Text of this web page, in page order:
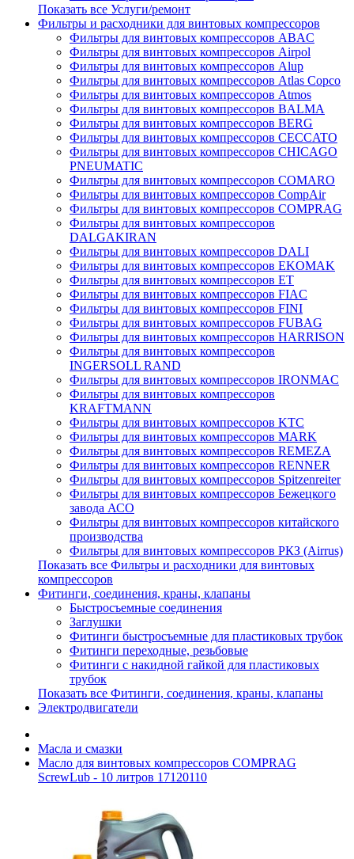
Показать все Услуги/ремонт
Фильтры и расходники для винтовых компрессоров
Фильтры для винтовых компрессоров ABAC
Фильтры для винтовых компрессоров Airpol
Фильтры для винтовых компрессоров Alup
Фильтры для винтовых компрессоров Atlas Copco
Фильтры для винтовых компрессоров Atmos
Фильтры для винтовых компрессоров BALMA
Фильтры для винтовых компрессоров BERG
Фильтры для винтовых компрессоров CECCATO
Фильтры для винтовых компрессоров CHICAGO
PNEUMATIC
Фильтры для винтовых компрессоров COMARO
Фильтры для винтовых компрессоров CompAir
Фильтры для винтовых компрессоров COMPRAG
Фильтры для винтовых компрессоров
DALGAKIRAN
Фильтры для винтовых компрессоров DALI
Фильтры для винтовых компрессоров EKOMAK
Фильтры для винтовых компрессоров ET
Фильтры для винтовых компрессоров FIAC
Фильтры для винтовых компрессоров FINI
Фильтры для винтовых компрессоров FUBAG
Фильтры для винтовых компрессоров HARRISON
Фильтры для винтовых компрессоров
INGERSOLL RAND
Фильтры для винтовых компрессоров IRONMAC
Фильтры для винтовых компрессоров
KRAFTMANN
Фильтры для винтовых компрессоров KTC
Фильтры для винтовых компрессоров MARK
Фильтры для винтовых компрессоров REMEZA
Фильтры для винтовых компрессоров RENNER
Фильтры для винтовых компрессоров Spitzenreiter
Фильтры для винтовых компрессоров Бежецкого
завода АСО
Фильтры для винтовых компрессоров китайского
производства
Фильтры для винтовых компрессоров РКЗ (Airrus)
Показать все Фильтры и расходники для винтовых
компрессоров
Фитинги, соединения, краны, клапаны
Быстросъемные соединения
Заглушки
Фитинги быстросъемные для пластиковых трубок
Фитинги переходные, резьбовые
Фитинги с накидной гайкой для пластиковых
трубок
Показать все Фитинги, соединения, краны, клапаны
Электродвигатели
Масла и смазки
Масло для винтовых компрессоров COMPRAG
ScrewLub - 10 литров 17120110